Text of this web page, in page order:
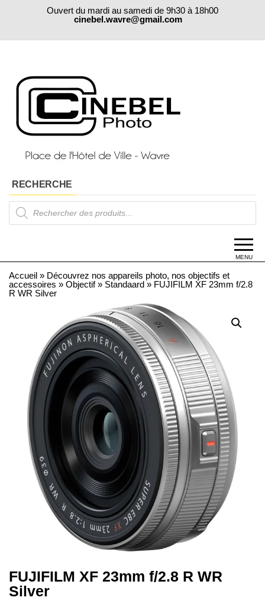
Ouvert du mardi au samedi de 9h30 à 18h00
cinebel.wavre@gmail.com
RECHERCHE
Products
search
MENU
Accueil » Découvrez nos appareils photo, nos objectifs et
accessoires » Objectif» Standaard » FUJIFILM XF 23mm f/2.8
R WR Silver
FUJIFILM XF 23mm f/2.8 R WR
Silver